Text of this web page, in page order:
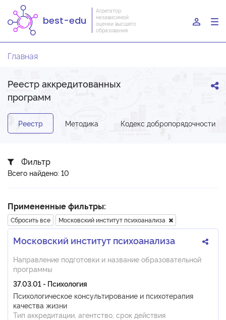
best-edu
Агрегатор
независимой
оценки высшего
образования
Главная
Реестр аккредитованных
программ
Реестр Методика Кодекс добропорядочности
Фильтр
Всего найдено: 10
Примененные фильтры:
Сбросить все Московский институт психоанализа
Московский институт психоанализа
Направление подготовки и название образовательной
программы
37.03.01 - Психология
Психологическое консультирование и психотерапия
качества жизни
Тип аккредитации, агентство, срок действия